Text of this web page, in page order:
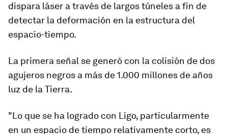
dispara láser a través de largos túneles a fin de
detectar la deformación en la estructura del
espacio-tiempo.
La primera señal se generó con la colisión de dos
agujeros negros a más de 1.000 millones de años
luz de la Tierra.
"Lo que se ha logrado con Ligo, particularmente
en un espacio de tiempo relativamente corto, es